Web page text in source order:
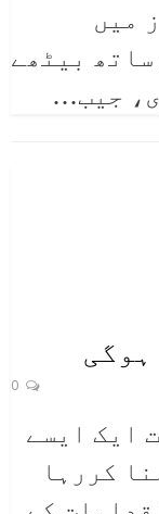
میں
بیٹھے
جیب…
ہوگی
ایک ایسے
کررہا